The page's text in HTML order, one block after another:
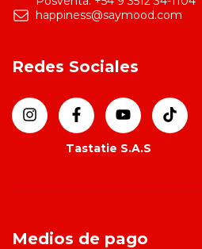
happiness@saymood.com
Redes Sociales
Medios de pago